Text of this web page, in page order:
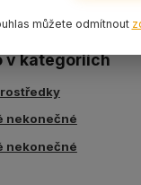
v kategoriích
nekonečné
nekonečné
můžete odmítnout